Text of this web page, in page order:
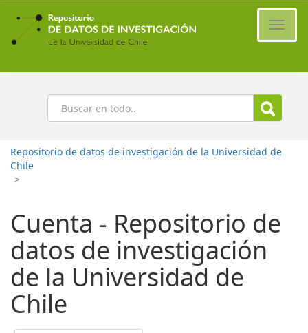
Ir
contenido
principal
Buscar
Repositorio de datos de investigación de la Universidad de
Chile
>
Cuenta - Repositorio de
datos de investigación
de la Universidad de
Chile